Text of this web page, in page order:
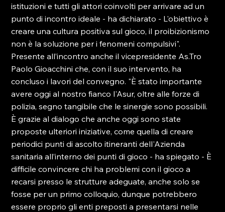
istituzioni e tutti gli attori coinvolti per arrivare ad un
punto di incontro ideale - ha dichiarato - L'obiettivo è
creare una cultura positiva sul gioco, il proibizionismo
non è la soluzione per i fenomeni compulsivi".
Presente all’incontro anche il vicepresidente As.Tro
Paolo Gioacchini che, con il suo intervento, ha
concluso i lavori del convegno. "È stato importante
avere oggi al nostro fianco l'Asur, oltre alle forze di
polizia, segno tangibile che le sinergie sono possibili.
È grazie al dialogo che anche oggi sono state
proposte ulteriori iniziative, come quella di creare
periodici punti di ascolto itineranti dell'Azienda
sanitaria all’interno dei punti di gioco - ha spiegato - È
difficile convincere chi ha problemi con il gioco a
recarsi presso le strutture adeguate, anche solo se
fosse per un primo colloquio, dunque potrebbero
essere proprio gli enti preposti a presentarsi nelle